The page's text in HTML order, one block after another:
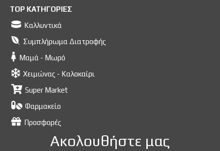
TOP ΚΑΤΗΓΟΡΙΕΣ
Καλλυντικά
Συμπλήρωμα Διατροφής
Μαμά - Μωρό
Χειμώνας - Καλοκαίρι
Super Market
Φαρμακείο
Προσφορές
Ακολουθήστε μας